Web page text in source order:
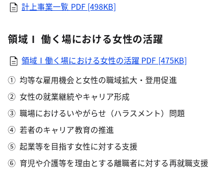
計上事業一覧 PDF [498KB]
領域Ⅰ 働く場における女性の活躍
領域Ⅰ働く場における女性の活躍 PDF [475KB]
均等な雇用機会と女性の職域拡大・登用促進
女性の就業継続やキャリア形成
職場におけるいやがらせ（ハラスメント）問題
若者のキャリア教育の推進
起業等を目指す女性に対する支援
育児や介護等を理由とする離職者に対する再就職支援